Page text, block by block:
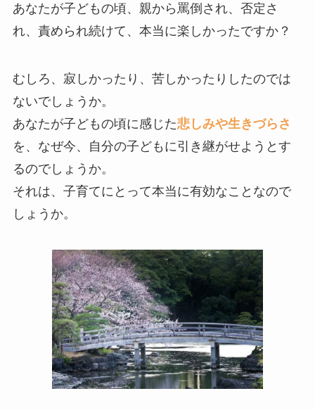
あなたが子どもの頃、親から罵倒され、否定さ
れ、責められ続けて、本当に楽しかったですか？
むしろ、寂しかったり、苦しかったりしたのでは
ないでしょうか。
あなたが子どもの頃に感じた悲しみや生きづらさ
を、なぜ今、自分の子どもに引き継がせようとす
るのでしょうか。
それは、子育てにとって本当に有効なことなので
しょうか。